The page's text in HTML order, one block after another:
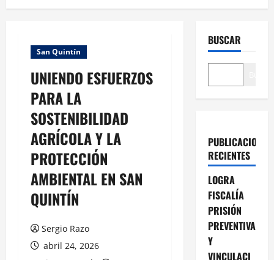
San Quintín
UNIENDO ESFUERZOS
PARA LA
SOSTENIBILIDAD
AGRÍCOLA Y LA
PROTECCIÓN
AMBIENTAL EN SAN
QUINTÍN
Sergio Razo
abril 24, 2026
BUSCAR
PUBLICACIONES
RECIENTES
LOGRA
FISCALÍA
PRISIÓN
PREVENTIVA
Y
VINCULACI